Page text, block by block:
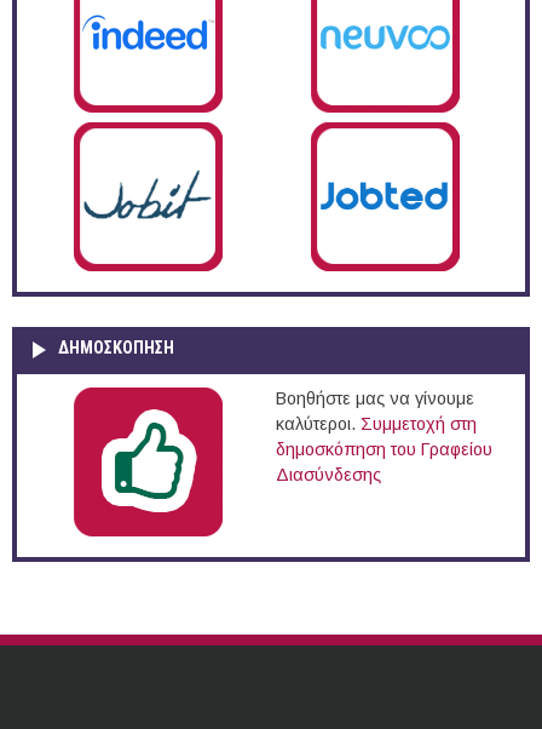
ΔΗΜΟΣΚΌΠΗΣΗ
Βοηθήστε μας να γίνουμε
καλύτεροι. Συμμετοχή στη
δημοσκόπηση του Γραφείου
Διασύνδεσης